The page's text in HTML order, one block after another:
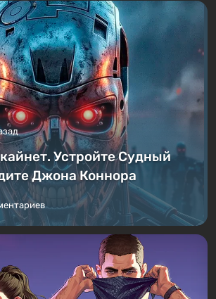
Устройте Судный
Джона Коннора